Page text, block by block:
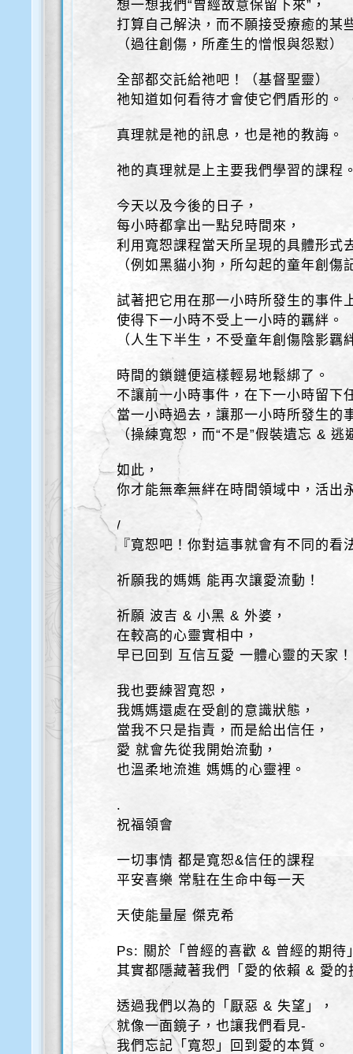
想一想我們“曾經故意保留下來”，
打算自己解決，而不願接受療癒的某
（過往創傷，所產生的憎恨與怨懟）
全部都交託給祂吧！（基督聖靈）
祂知道如何看待才會使它們盾形的。
真理就是祂的訊息，也是祂的教誨。
祂的真理就是上主要我們學習的課程
今天以及今後的日子，
每小時都拿出一點兒時間來，
利用寬恕課程當天所呈現的具體形式
（例如黑貓小狗，所勾起的童年創傷
試著把它用在那一小時所發生的事件
使得下一小時不受上一小時的羈絆。
（人生下半生，不受童年創傷陰影羈
時間的鎖鏈便這樣輕易地鬆綁了。
不讓前一小時事件，在下一小時留下
當一小時過去，讓那一小時所發生的
（操練寬恕，而“不是”假裝遺忘 & 逃
如此，
你才能無牽無絆在時間領域中，活出
/
『寬恕吧！你對這事就會有不同的看
祈願我的媽媽 能再次讓愛流動！
祈願 波吉 & 小黑 & 外婆，
在較高的心靈實相中，
早已回到 互信互愛 一體心靈的天家！
我也要練習寬恕，
我媽媽還處在受創的意識狀態，
當我不只是指責，而是給出信任，
愛 就會先從我開始流動，
也溫柔地流進 媽媽的心靈裡。
.
祝福領會
一切事情 都是寬恕&信任的課程
平安喜樂 常駐在生命中每一天
天使能量屋 傑克希
Ps: 關於「曾經的喜歡 & 曾經的期待
其實都隱藏著我們「愛的依賴 & 愛的
透過我們以為的「厭惡 & 失望」，
就像一面鏡子，也讓我們看見-
我們忘記「寬恕」回到愛的本質。